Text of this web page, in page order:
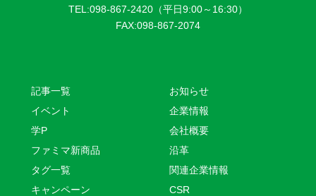
TEL:098-867-2420（平日9:00～16:30）
FAX:098-867-2074
記事一覧
イベント
学P
ファミマ新商品
タグ一覧
キャンペーン
お知らせ
企業情報
会社概要
沿革
関連企業情報
CSR